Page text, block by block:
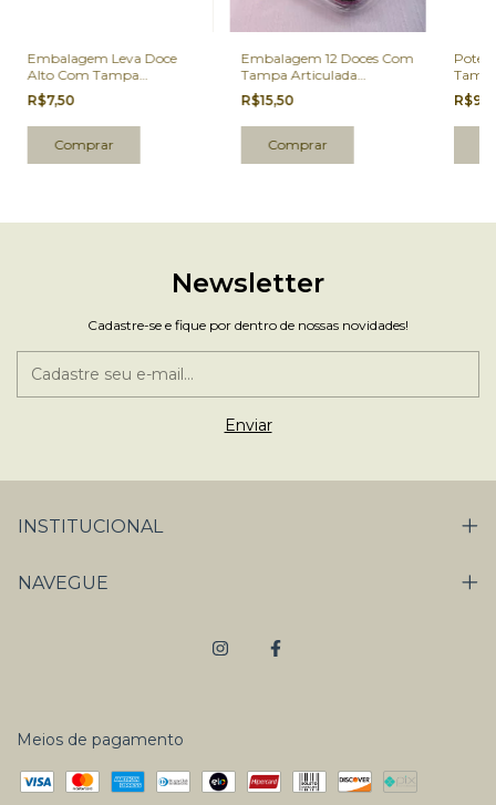
Embalagem Leva Doce
Alto Com Tampa
Articulada Galvanotek
GA10 10 Un.
R$7,50
Embalagem 12 Doces Com
Tampa Articulada
Galvanotek GA19 10 Un.
R$15,50
Pote
Newsletter
Cadastre-se e fique por dentro de nossas novidades!
INSTITUCIONAL
NAVEGUE
Meios de pagamento